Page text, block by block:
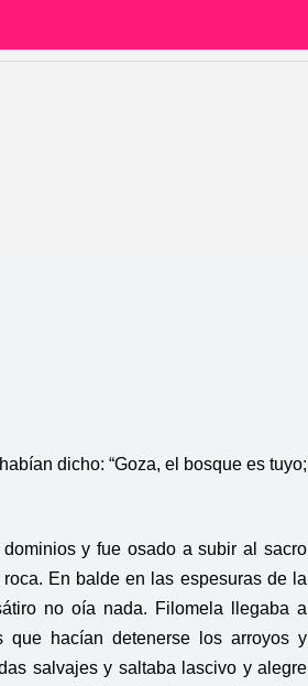
dicho: “Goza, el bosque es tuyo;
y fue osado a subir al sacro
En balde en las espesuras de la
no oía nada. Filomela llegaba a
que hacían detenerse los arroyos y
salvajes y saltaba lascivo y alegre